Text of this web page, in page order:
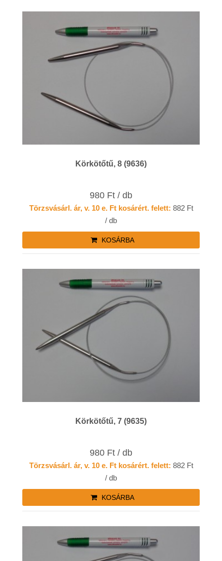
Körkötőtű, 8 (9636)
980 Ft / db
Törzsvásárl. ár, v. 10 e. Ft kosárért. felett: 882 Ft
/ db
KOSÁRBA
Körkötőtű, 7 (9635)
980 Ft / db
Törzsvásárl. ár, v. 10 e. Ft kosárért. felett: 882 Ft
/ db
KOSÁRBA